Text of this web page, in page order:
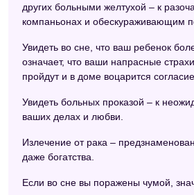
других больными желтухой – к
компаньонах и обескураживающим
Увидеть во сне, что ваш ребенок
означает, что ваши напрасные
пройдут и в доме воцарится согласие.
Увидеть больных проказой – к
ваших делах и любви.
Излечение от рака –
даже богатства.
Если во сне вы поражены чумой,